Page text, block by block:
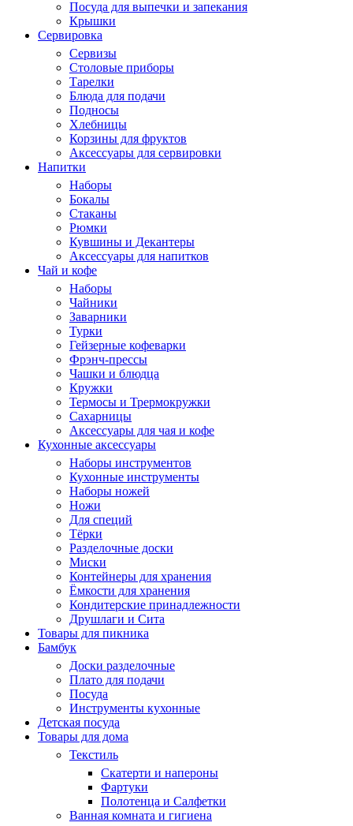
Посуда для выпечки и запекания
Крышки
Сервировка
Сервизы
Столовые приборы
Тарелки
Блюда для подачи
Подносы
Хлебницы
Корзины для фруктов
Аксессуары для сервировки
Напитки
Наборы
Бокалы
Стаканы
Рюмки
Кувшины и Декантеры
Аксессуары для напитков
Чай и кофе
Наборы
Чайники
Заварники
Турки
Гейзерные кофеварки
Фрэнч-прессы
Чашки и блюдца
Кружки
Термосы и Трермокружки
Сахарницы
Аксессуары для чая и кофе
Кухонные аксессуары
Наборы инструментов
Кухонные инструменты
Наборы ножей
Ножи
Для специй
Тёрки
Разделочные доски
Миски
Контейнеры для хранения
Ёмкости для хранения
Кондитерские принадлежности
Друшлаги и Сита
Товары для пикника
Бамбук
Доски разделочные
Плато для подачи
Посуда
Инструменты кухонные
Детская посуда
Товары для дома
Текстиль
Скатерти и напероны
Фартуки
Полотенца и Салфетки
Ванная комната и гигиена